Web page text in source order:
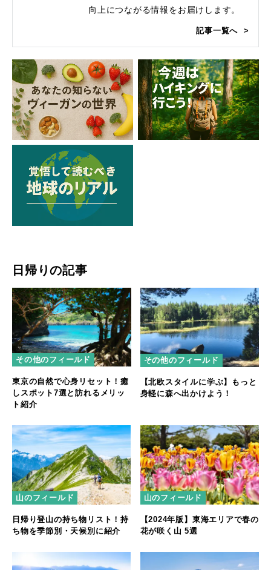
向上につながる情報をお届けします。
記事一覧へ
日帰りの記事
その他のフィールド
東京の自然で心身リセット！癒
しスポット7選と訪れるメリッ
ト紹介
その他のフィールド
【北欧スタイルに学ぶ】もっと
身軽に森へ出かけよう！
山のフィールド
日帰り登山の持ち物リスト！持
ち物を季節別・天候別に紹介
山のフィールド
【2024年版】東海エリアで春の
花が咲く山 5選